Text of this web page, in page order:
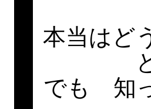
本当はど
でも 知